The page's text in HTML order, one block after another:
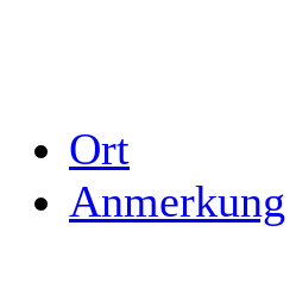
Ort
Anmerkung